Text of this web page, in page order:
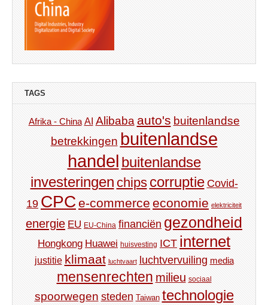
TAGS
Afrika - China AI Alibaba auto's buitenlandse
betrekkingen buitenlandse
handel buitenlandse
investeringen chips corruptie Covid-
19 CPC e-commerce economie elektriciteit
energie EU EU-China financiën gezondheid
Hongkong Huawei huisvesting ICT internet
justitie klimaat luchtvaart luchtvervuiling media
mensenrechten milieu sociaal
spoorwegen steden Taiwan technologie